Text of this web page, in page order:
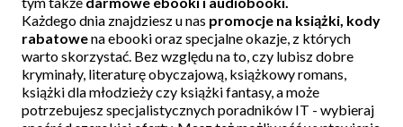
Każdego dnia znajdziesz u nas promocje na książki, kody
rabatowena ebooki oraz specjalne okazje, z których
warto skorzystać. Bez względu na to, czy lubisz dobre
kryminały, literaturę obyczajową, książkowy romans,
książki dla młodzieży czy książki fantasy, a może
potrzebujesz specjalistycznych poradników IT - wybieraj